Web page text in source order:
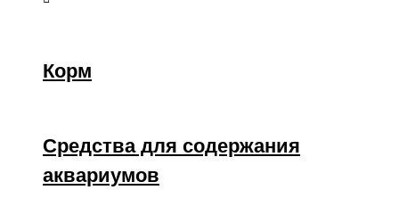
Корм
Средства для содержания
аквариумов